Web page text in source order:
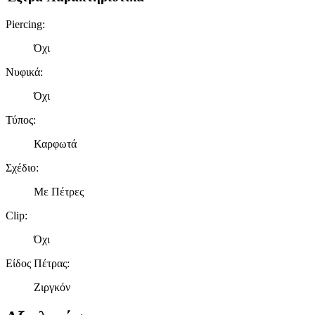
Piercing:
Όχι
Νυφικά:
Όχι
Τύπος:
Καρφωτά
Σχέδιο:
Με Πέτρες
Clip:
Όχι
Είδος Πέτρας:
Ζιργκόν